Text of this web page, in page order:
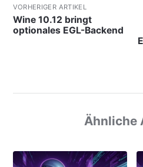
VORHERIGER ARTIKEL
Wine 10.12 bringt
optionales EGL-Backend
Ähnliche